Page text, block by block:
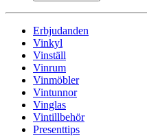
Erbjudanden
Vinkyl
Vinställ
Vinrum
Vinmöbler
Vintunnor
Vinglas
Vintillbehör
Presenttips